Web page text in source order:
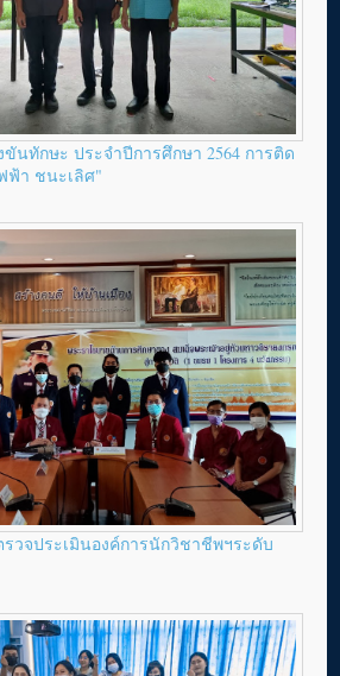
นทักษะ ประจำปีการศึกษา 2564 การติด
ฟ้า ชนะเลิศ"
วจประเมินองค์การนักวิชาชีพฯระดับ